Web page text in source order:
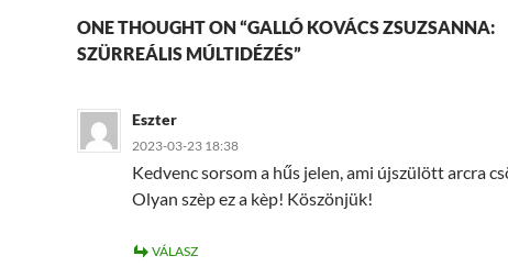
ONE THOUGHT ON “GALLÓ KOVÁCS ZSUZSANNA:
SZÜRREÁLIS MÚLTIDÉZÉS”
Eszter
2023-03-23 18:38
Kedvenc sorsom a hűs jelen, ami újszülött arcra
Olyan szèp ez a kèp! Köszönjük!
VÁLASZ